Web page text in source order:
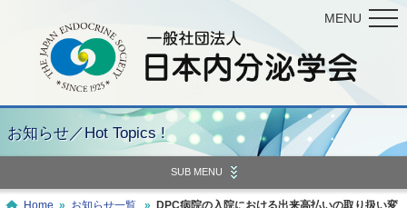
MENU
お知らせ／Hot Topics !
SUB MENU
Home » お知らせ一覧 »
DPC病院の入院における出来高払いの取り扱い変